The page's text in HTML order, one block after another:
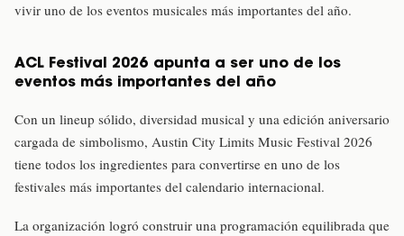
vivir uno de los eventos musicales más importantes del año.
ACL Festival 2026 apunta a ser uno de los
eventos más importantes del año
Con un lineup sólido, diversidad musical y una edición aniversario
cargada de simbolismo, Austin City Limits Music Festival 2026
tiene todos los ingredientes para convertirse en uno de los
festivales más importantes del calendario internacional.
La organización logró construir una programación equilibrada que